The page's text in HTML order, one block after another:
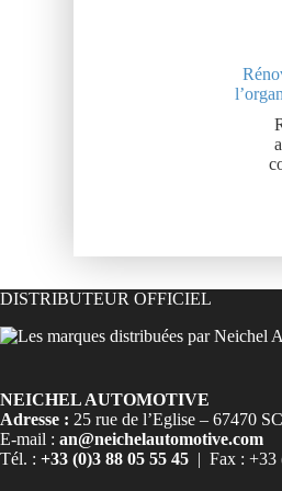
DISTRIBUTEUR OFFICIEL
NEICHEL AUTOMOTIVE
Adresse : 25 rue de l’Eglise – 67470
E-mail : an@neichelautomotive.com
Tél. : +33 (0)3 88 05 55 45 | Fax : +33